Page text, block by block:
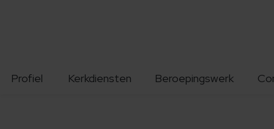
Profiel Kerkdiensten Beroepingswerk